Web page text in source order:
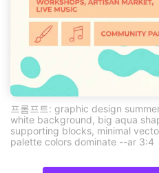
프롬프트: graphic design
white background, big aqua
supporting blocks, minimal
palette colors dominate --ar 3:4